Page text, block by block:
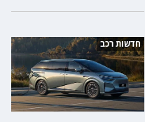
חדשות רכב